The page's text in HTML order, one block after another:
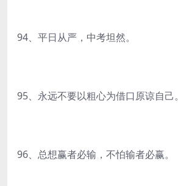
94、平日从严，中考坦然。
95、永远不要以粗心为借口原谅自己。
96、总想赢者必输，不怕输者必赢。